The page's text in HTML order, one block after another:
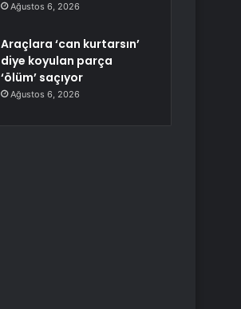
Ağustos 6, 2026
Araçlara ‘can kurtarsın’
diye koyulan parça
‘ölüm’ saçıyor
Ağustos 6, 2026